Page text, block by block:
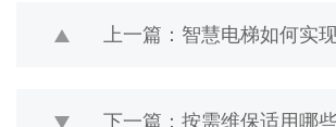
下一篇：按需维保适用哪